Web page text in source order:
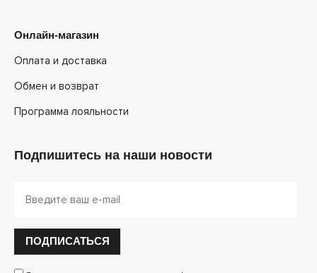
Онлайн-магазин
Оплата и доставка
Обмен и возврат
Программа лояльности
Подпишитесь на наши новости
ПОДПИСАТЬСЯ